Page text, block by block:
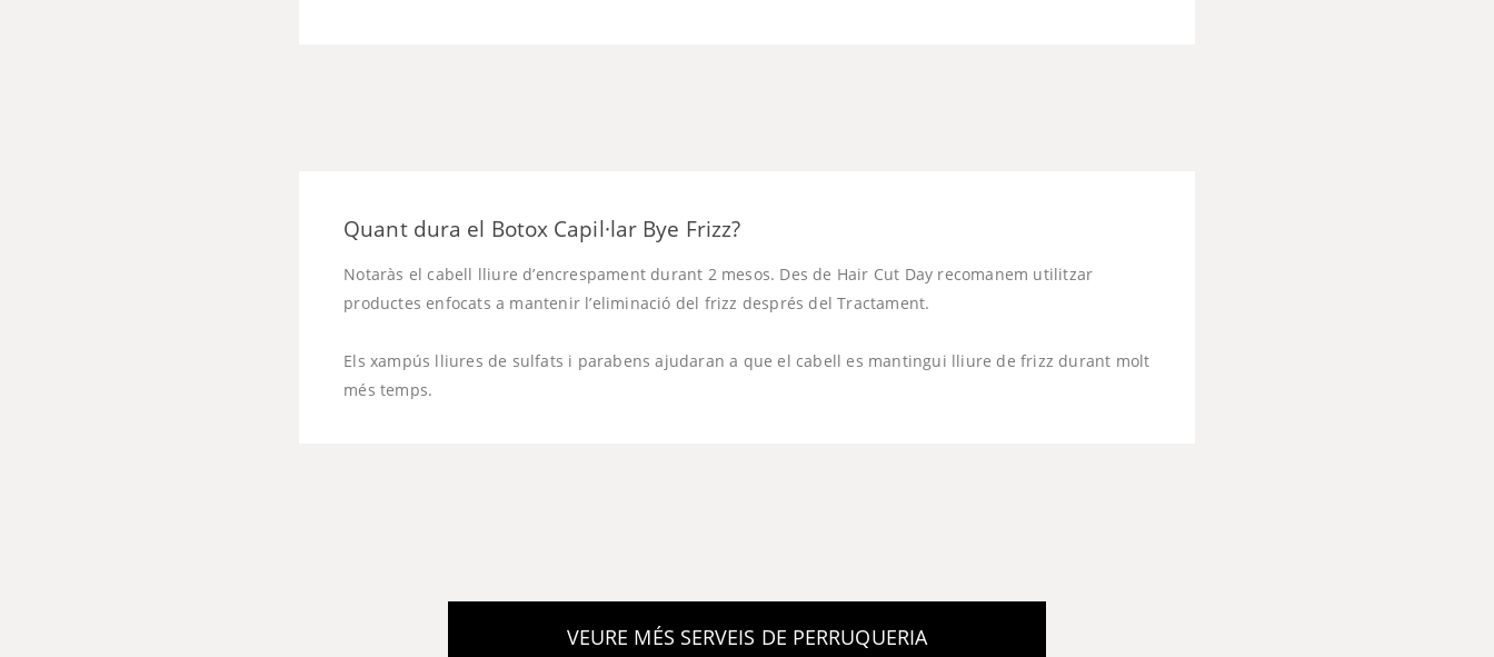
Quant dura el Botox Capil·lar Bye Frizz?
Notaràs el cabell lliure d’encrespament durant 2 mesos. Des de Hair Cut Day recomanem utilitzar
productes enfocats a mantenir l’eliminació del frizz després del Tractament.
Els xampús lliures de sulfats i parabens ajudaran a que el cabell es mantingui lliure de frizz durant molt
més temps.